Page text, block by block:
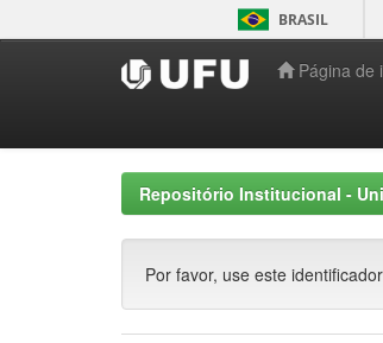
navigation
BRASIL
Página de
Repositório Institucional -
Por favor, use este